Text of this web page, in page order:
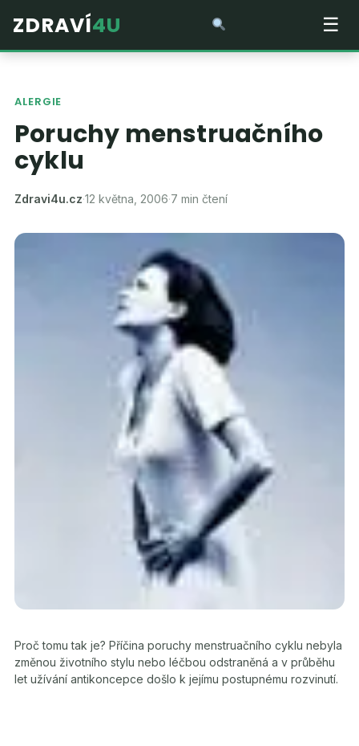
ZDRAVÍ4U ☰
ALERGIE
Poruchy menstruačního
cyklu
Zdravi4u.cz·12 května, 2006·7 min čtení
Proč tomu tak je? Příčina poruchy menstruačního cyklu nebyla
změnou životního stylu nebo léčbou odstraněná a v průběhu
let užívání antikoncepce došlo k jejímu postupnému rozvinutí.